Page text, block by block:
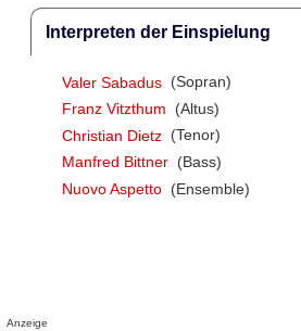
Interpreten der Einspielung
Valer Sabadus (Sopran)
Franz Vitzthum
(Altus)
Christian Dietz (Tenor)
Manfred Bittner (Bass)
Nuovo Aspetto (Ensemble)
Anzeige